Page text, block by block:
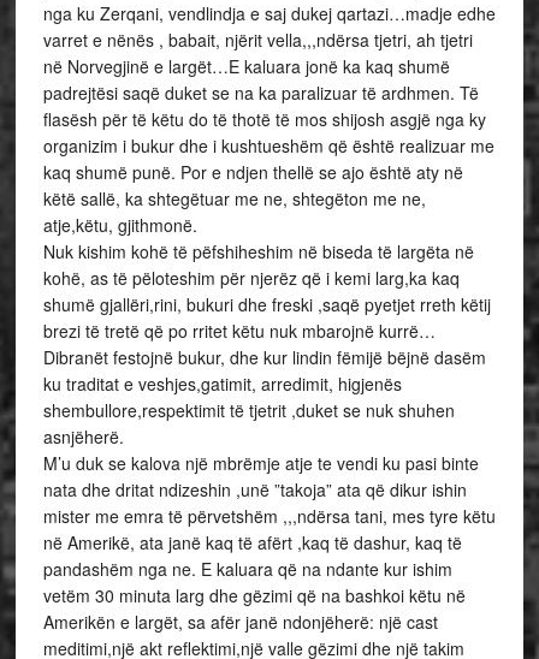
nga ku Zerqani, vendlindja e saj dukej qartazi…madje edhe
varret e nënës , babait, njërit vella,,,ndërsa tjetri, ah tjetri
në Norvegjinë e largët…E kaluara jonë ka kaq shumë
padrejtësi saqë duket se na ka paralizuar të ardhmen. Të
flasësh për të këtu do të thotë të mos shijosh asgjë nga ky
organizim i bukur dhe i kushtueshëm që është realizuar me
kaq shumë punë. Por e ndjen thellë se ajo është aty në
këtë sallë, ka shtegëtuar me ne, shtegëton me ne,
atje,këtu, gjithmonë.
Nuk kishim kohë të pëfshiheshim në biseda të largëta në
kohë, as të pëloteshim për njerëz që i kemi larg,ka kaq
shumë gjallëri,rini, bukuri dhe freski ,saqë pyetjet rreth këtij
brezi të tretë që po rritet këtu nuk mbarojnë kurrë…
Dibranët festojnë bukur, dhe kur lindin fëmijë bëjnë dasëm
ku traditat e veshjes,gatimit, arredimit, higjenës
shembullore,respektimit të tjetrit ,duket se nuk shuhen
asnjëherë.
M’u duk se kalova një mbrëmje atje te vendi ku pasi binte
nata dhe dritat ndizeshin ,unë ”takoja” ata që dikur ishin
mister me emra të përvetshëm ,,,ndërsa tani, mes tyre këtu
në Amerikë, ata janë kaq të afërt ,kaq të dashur, kaq të
pandashëm nga ne. E kaluara që na ndante kur ishim
vetëm 30 minuta larg dhe gëzimi që na bashkoi këtu në
Amerikën e largët, sa afër janë ndonjëherë: një cast
meditimi,një akt reflektimi,një valle gëzimi dhe një takim